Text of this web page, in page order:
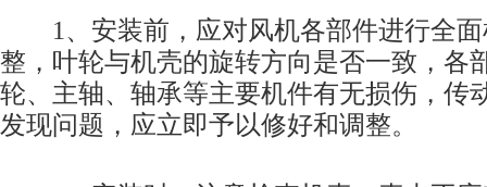
1、安装前，应对风机各部件进行全面
整，叶轮与机壳的旋转方向是否一致，各
轮、主轴、轴承等主要机件有无损伤，传
发现问题，应立即予以修好和调整。